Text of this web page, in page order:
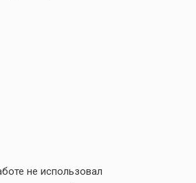
не использовал